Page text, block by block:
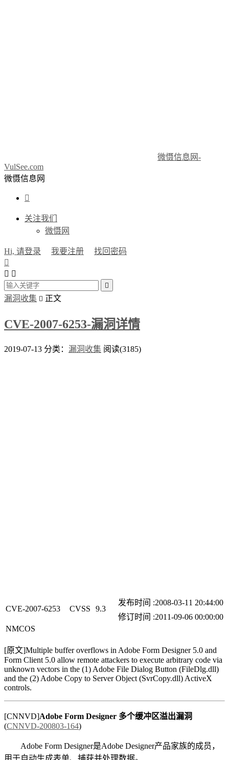
微慑信息网-
VulSee.com
微慑信息网

关注我们
微慑网
Hi, 请登录 我要注册
找回密码

 

漏洞收集  正文
CVE-2007-6253-漏洞详情
2019-07-13 分类： 漏洞收集 阅读(3185)
CVE-2007-6253 CVSS 9.3
发布时间 :2008-03-11 20:44:00
修订时间 :2011-09-06 00:00:00
NMCOS
[原文]Multiple buffer overflows in Adobe Form Designer 5.0 and
Form Client 5.0 allow remote attackers to execute arbitrary code via
unknown vectors in the (1) Adobe File Dialog Button (FileDlg.dll)
and the (2) Adobe Copy to Server Object (SvrCopy.dll) ActiveX
controls.
[CNNVD]Adobe Form Designer 多个缓冲区溢出漏洞
(CNNVD-200803-164)
Adobe Form Designer是Adobe Designer产品家族的成员，
用于自动生成表单、捕获并处理数据。